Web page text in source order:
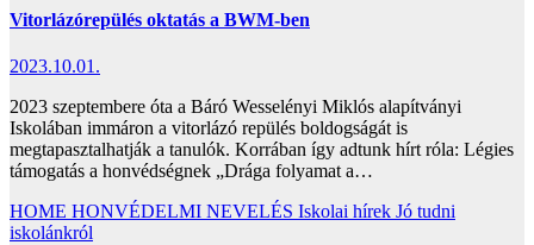
Vitorlázórepülés oktatás a BWM-ben
2023.10.01.
2023 szeptembere óta a Báró Wesselényi Miklós alapítványi
Iskolában immáron a vitorlázó repülés boldogságát is
megtapasztalhatják a tanulók. Korrában így adtunk hírt róla: Légies
támogatás a honvédségnek „Drága folyamat a…
HOME HONVÉDELMI NEVELÉS Iskolai hírek Jó tudni
iskolánkról